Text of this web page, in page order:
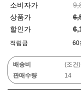
소비자가
상품가
할인가
적립금 60
배송비
(조건
판매수량
14